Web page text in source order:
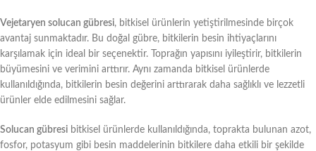
Vejetaryen solucan gübresi, bitkisel ürünlerin yetiştirilmesinde birçok
avantaj sunmaktadır. Bu doğal gübre, bitkilerin besin ihtiyaçlarını
karşılamak için ideal bir seçenektir. Toprağın yapısını iyileştirir, bitkilerin
büyümesini ve verimini arttırır. Aynı zamanda bitkisel ürünlerde
kullanıldığında, bitkilerin besin değerini arttırarak daha sağlıklı ve lezzetli
ürünler elde edilmesini sağlar.
Solucan gübresi bitkisel ürünlerde kullanıldığında, toprakta bulunan azot,
fosfor, potasyum gibi besin maddelerinin bitkilere daha etkili bir şekilde